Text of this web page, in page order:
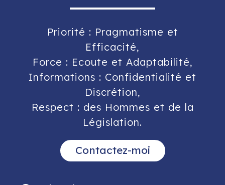
Priorité : Pragmatisme et
Efficacité,
Force : Ecoute et Adaptabilité,
Informations : Confidentialité et
Discrétion,
Respect : des Hommes et de la
Législation.
Contactez-moi